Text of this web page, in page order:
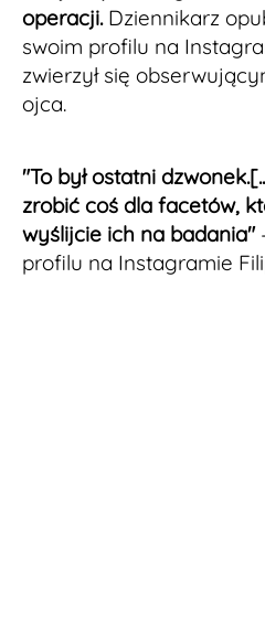
operacji.Dziennikarz
swoim profilu na
zwierzył się
ojca.
"To był ostatni
zrobić coś dla facetów,
wyślijcie ich na badania"
profilu na Instagramie